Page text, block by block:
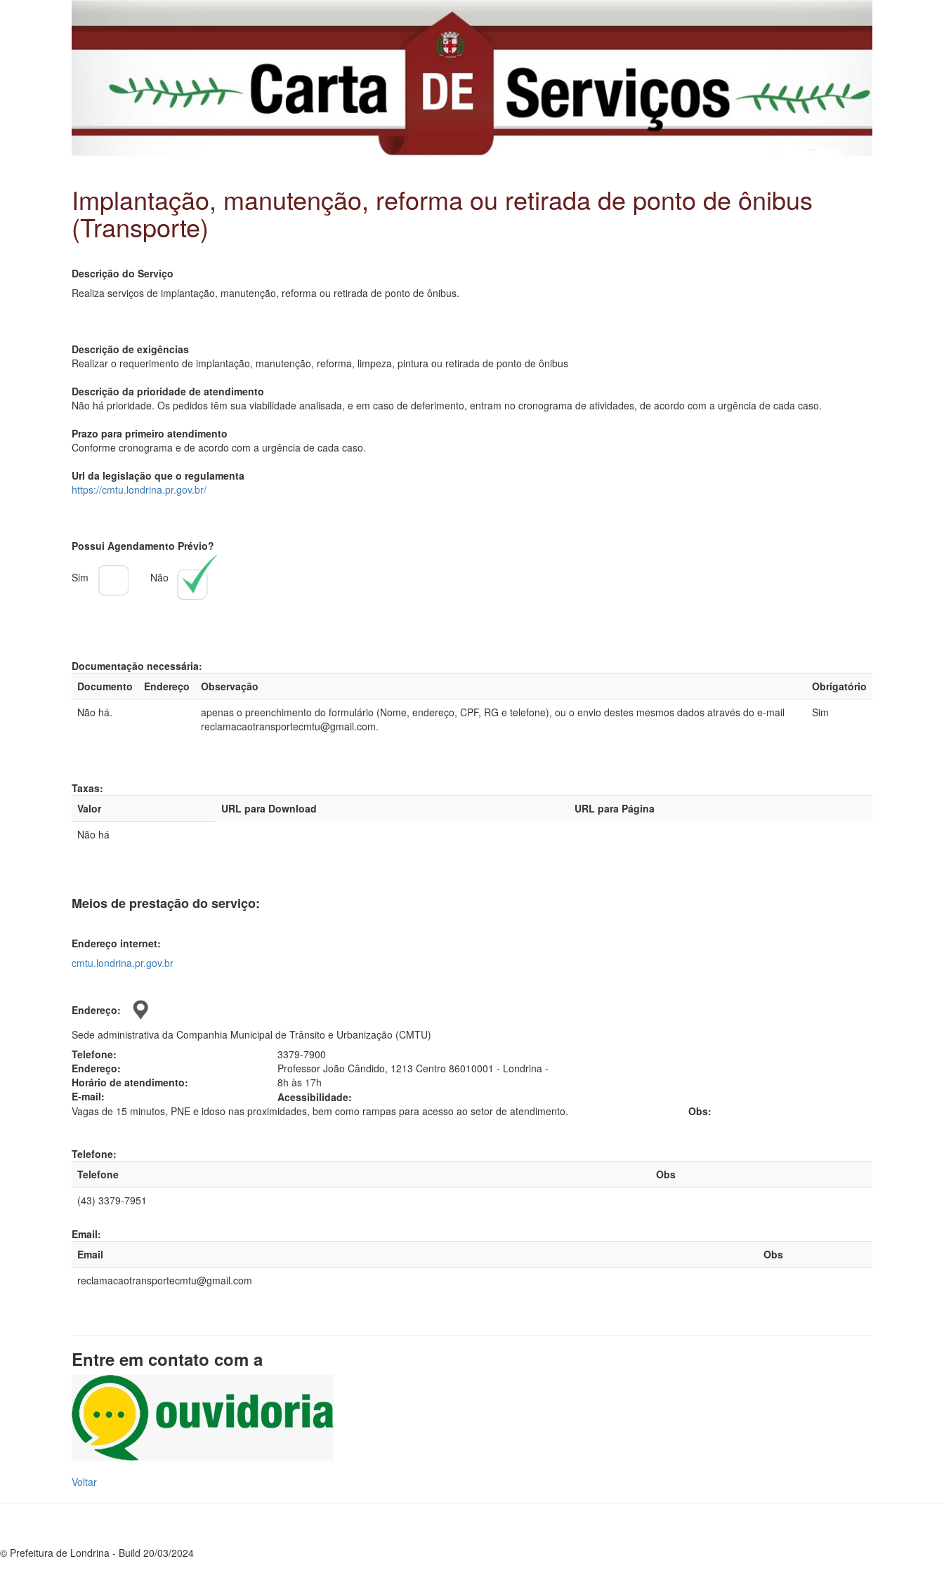
Implantação, manutenção, reforma ou retirada de ponto de ônibus
(Transporte)
Descrição do Serviço
Realiza serviços de implantação, manutenção, reforma ou retirada de ponto de ônibus.
Descrição de exigências
Realizar o requerimento de implantação, manutenção, reforma, limpeza, pintura ou retirada de ponto de ônibus
Descrição da prioridade de atendimento
Não há prioridade. Os pedidos têm sua viabilidade analisada, e em caso de deferimento, entram no cronograma de atividades, de acordo com a urgência de cada caso.
Prazo para primeiro atendimento
Conforme cronograma e de acordo com a urgência de cada caso.
Url da legislação que o regulamenta
https://cmtu.londrina.pr.gov.br/
Possui Agendamento Prévio?
Sim Não
Documentação necessária:
Documento
Endereço Observação
Obrigatório
Não há.
apenas o preenchimento do formulário (Nome, endereço, CPF, RG e telefone), ou o envio destes mesmos dados através do e-mail
reclamacaotransportecmtu@gmail.com.
Sim
Taxas:
Valor
URL para Download
URL para Página
Não há
Meios de prestação do serviço:
Endereço internet:
cmtu.londrina.pr.gov.br
Endereço:
Sede administrativa da Companhia Municipal de Trânsito e Urbanização (CMTU)
Telefone:
3379-7900
Endereço:
Professor João Cândido, 1213 Centro 86010001 - Londrina -
Horário de atendimento:
8h às 17h
E-mail:
Acessibilidade:
Vagas de 15 minutos, PNE e idoso nas proximidades, bem como rampas para acesso ao setor de atendimento.
Obs:
Telefone:
Telefone
Obs
(43) 3379-7951
Email:
Email
Obs
reclamacaotransportecmtu@gmail.com
Entre em contato com a
Voltar
© Prefeitura de Londrina - Build 20/03/2024